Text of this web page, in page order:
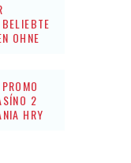
OHNE
2
HRY